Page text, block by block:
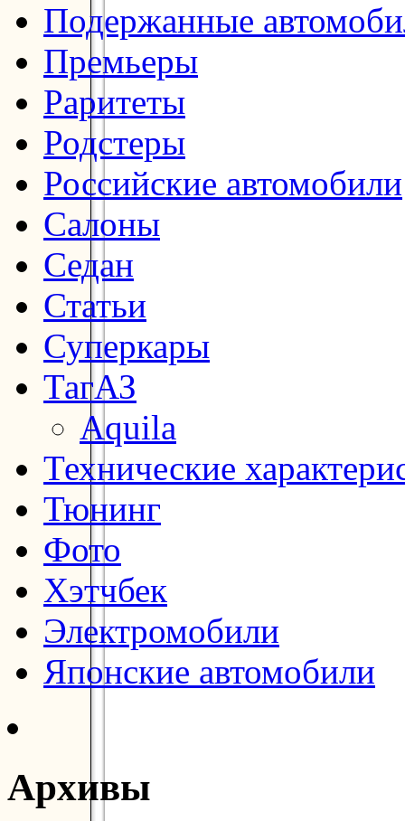
Подержанные
Премьеры
Раритеты
Родстеры
Российские автомобили
Салоны
Седан
Статьи
Суперкары
ТагАЗ
Aquila
Технические
Тюнинг
Фото
Хэтчбек
Электромобили
Японские автомобили
Архивы